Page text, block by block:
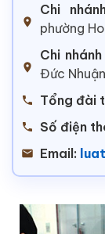
Chi
phường
Chi nhánh
Đức
Tổng đài
Số điện
Email: